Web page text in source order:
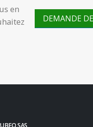
en
DEMANDE